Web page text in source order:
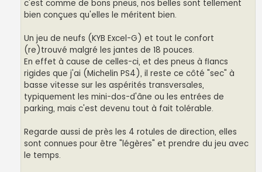
c'est comme de bons pneus, nos belles sont tellement
bien conçues qu'elles le méritent bien.
Un jeu de neufs (KYB Excel-G) et tout le confort
(re)trouvé malgré les jantes de 18 pouces.
En effet à cause de celles-ci, et des pneus à flancs
rigides que j'ai (Michelin PS4), il reste ce côté "sec" à
basse vitesse sur les aspérités transversales,
typiquement les mini-dos-d'âne ou les entrées de
parking, mais c'est devenu tout à fait tolérable.
Regarde aussi de près les 4 rotules de direction, elles
sont connues pour être "légères" et prendre du jeu avec
le temps.